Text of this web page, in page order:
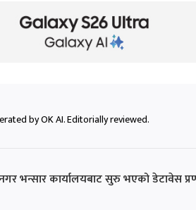
by OK AI. Editorially reviewed.
भन्सार कार्यालयबाट सुरु भएको डेटावेस